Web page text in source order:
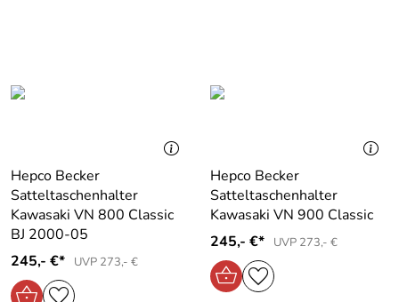
Hepco Becker
Satteltaschenhalter
Kawasaki VN 800 Classic
BJ 2000-05
245,- €*
UVP 273,- €
Hepco Becker
Satteltaschenhalter
Kawasaki VN 900 Classic
245,- €*
UVP 273,- €